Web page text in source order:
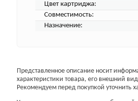
Цвет картриджа:
Совместимость:
Назначение:
Представленное описание носит
характеристики товара, его внешний
Рекомендуем перед покупкой уточнить